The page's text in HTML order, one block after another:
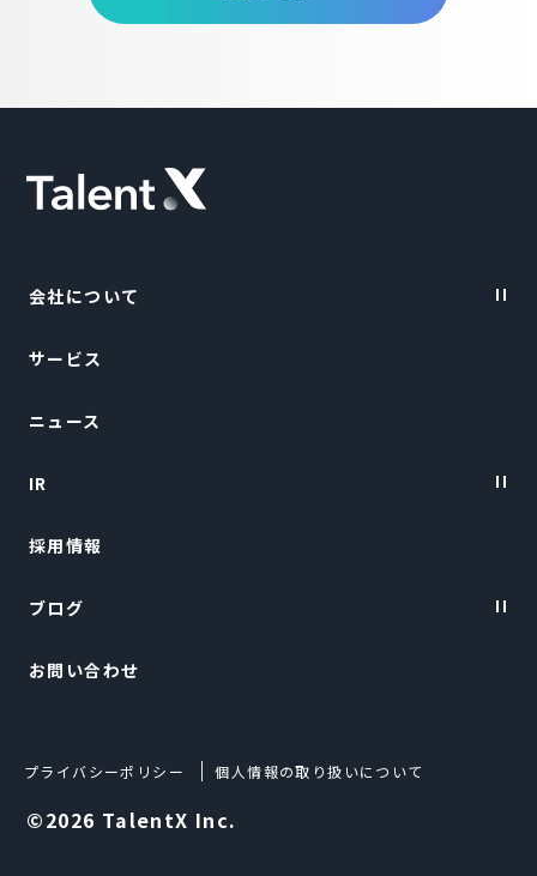
会社について
Vision・Purpose
会社概要
経営陣紹介
サービス
ニュース
IR
IRニュース
経営情報
財務ハイライト
採用情報
ブログ
TalentX LIFE
お問い合わせ
©2026 TalentX Inc.
プライバシーポリシー 個人情報の取り扱いについて